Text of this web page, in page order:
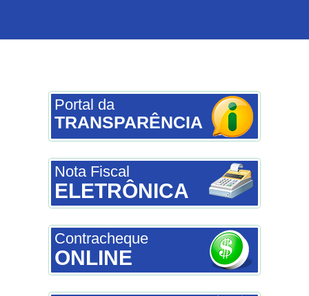
Portal da
TRANSPARÊNCIA
Nota Fiscal
ELETRÔNICA
Contracheque
ONLINE